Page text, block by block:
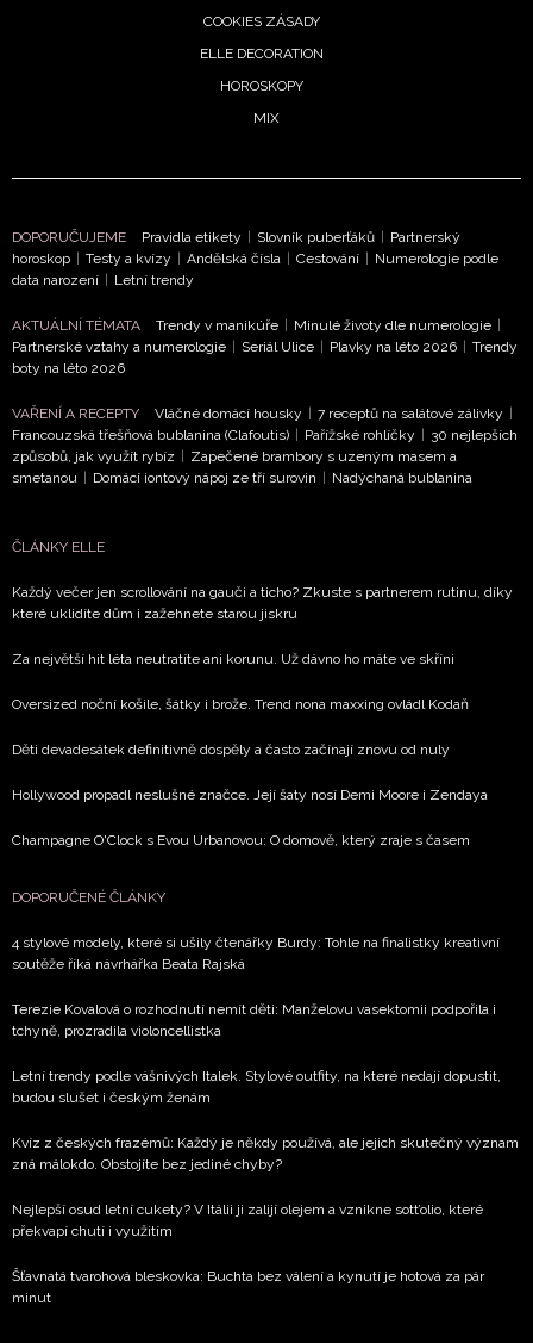
COOKIES ZÁSADY
ELLE DECORATION
HOROSKOPY
MIX
DOPORUČUJEME Pravidla etikety Slovník puberťáků
Partnerský
horoskop
Testy a kvízy Andělská čísla Cestování
Numerologie podle
data narození
Letní trendy
AKTUÁLNÍ TÉMATA Trendy v manikúře Minulé životy dle numerologie
Partnerské vztahy a numerologie
Seriál Ulice Plavky na léto 2026
Trendy
boty na léto 2026
VAŘENÍ A RECEPTY Vláčné domácí housky 7 receptů na salátové zálivky
Francouzská třešňová bublanina (Clafoutis)
Pařížské rohlíčky
30 nejlepších
způsobů, jak využít rybíz
Zapečené brambory s uzeným masem a
smetanou
Domácí iontový nápoj ze tří surovin Nadýchaná bublanina
ČLÁNKY ELLE
Každý večer jen scrollování na gauči a ticho? Zkuste s partnerem rutinu, díky
které uklidíte dům i zažehnete starou jiskru
Za největší hit léta neutratíte ani korunu. Už dávno ho máte ve skříni
Oversized noční košile, šátky i brože. Trend nona maxxing ovládl Kodaň
Děti devadesátek definitivně dospěly a často začínají znovu od nuly
Hollywood propadl neslušné značce. Její šaty nosí Demi Moore i Zendaya
Champagne O'Clock s Evou Urbanovou: O domově, který zraje s časem
DOPORUČENÉ ČLÁNKY
4 stylové modely, které si ušily čtenářky Burdy: Tohle na finalistky kreativní
soutěže říká návrhářka Beata Rajská
Terezie Kovalová o rozhodnutí nemít děti: Manželovu vasektomii podpořila i
tchyně, prozradila violoncellistka
Letní trendy podle vášnivých Italek. Stylové outfity, na které nedají dopustit,
budou slušet i českým ženám
Kvíz z českých frazémů: Každý je někdy používá, ale jejich skutečný význam
zná málokdo. Obstojíte bez jediné chyby?
Nejlepší osud letní cukety? V Itálii ji zalijí olejem a vznikne sott’olio, které
překvapí chutí i využitím
Šťavnatá tvarohová bleskovka: Buchta bez válení a kynutí je hotová za pár
minut